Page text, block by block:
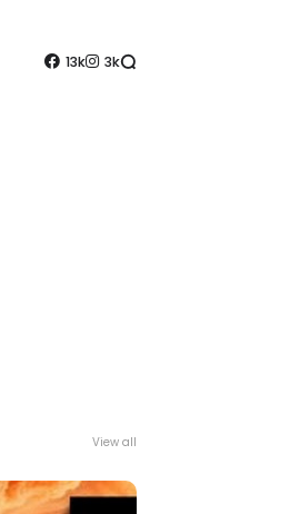
13k 3k
View all